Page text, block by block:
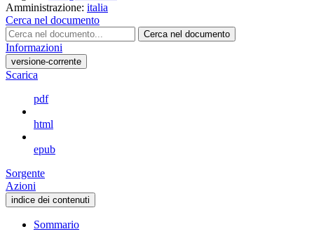
Amministrazione: italia
Cerca nel documento
Cerca nel documento
Informazioni
versione-corrente
Scarica
pdf
html
epub
Sorgente
Azioni
indice dei contenuti
Sommario